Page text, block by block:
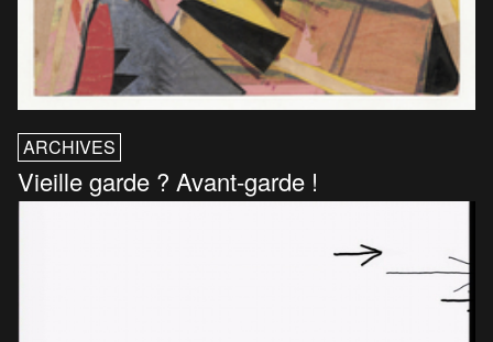
ARCHIVES
Vieille garde ? Avant-garde !